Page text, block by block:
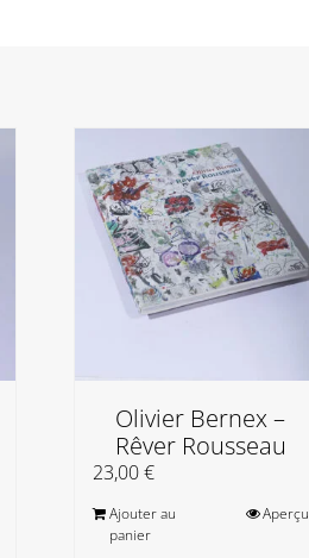
Olivier Bernex –
Rêver Rousseau
23,00€
Ajouter au
panier
Aperçu